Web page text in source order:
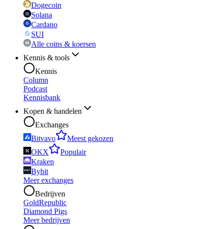
Dogecoin
Solana
Cardano
SUI
Alle coins & koersen
Kennis & tools
Kennis
Column
Podcast
Kennisbank
Kopen & handelen
Exchanges
Bitvavo
Meest gekozen
OKX
Populair
Kraken
Bybit
Meer exchanges
Bedrijven
GoldRepublic
Diamond Pigs
Meer bedrijven